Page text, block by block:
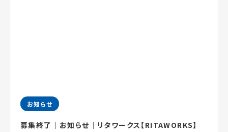
お知らせ
募集終了｜お知らせ｜リタワークス【RITAWORKS】